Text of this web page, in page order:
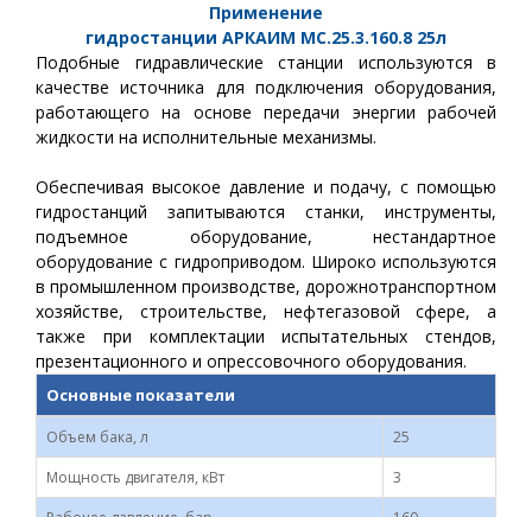
Применение
гидростанции АРКАИМ МС.25.3.160.8 25л
Подобные гидравлические станции используются в
качестве источника для подключения оборудования,
работающего на основе передачи энергии рабочей
жидкости на исполнительные механизмы.
Обеспечивая высокое давление и подачу, с помощью
гидростанций запитываются станки, инструменты,
подъемное оборудование, нестандартное
оборудование с гидроприводом. Широко используются
в промышленном производстве, дорожнотранспортном
хозяйстве, строительстве, нефтегазовой сфере, а
также при комплектации испытательных стендов,
презентационного и опрессовочного оборудования.
Основные показатели
Объем бака, л
25
Мощность двигателя, кВт
3